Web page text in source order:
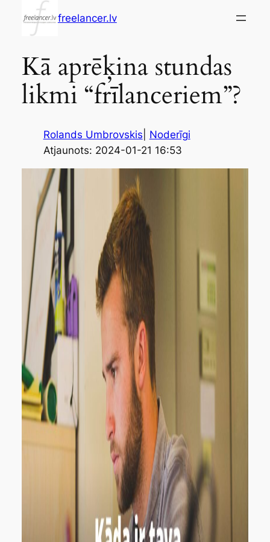
content
freelancer.lv
Kā aprēķina stundas
likmi “frīlanceriem”?
Rolands Umbrovskis
Noderīgi
Atjaunots: 2024-01-21 16:53